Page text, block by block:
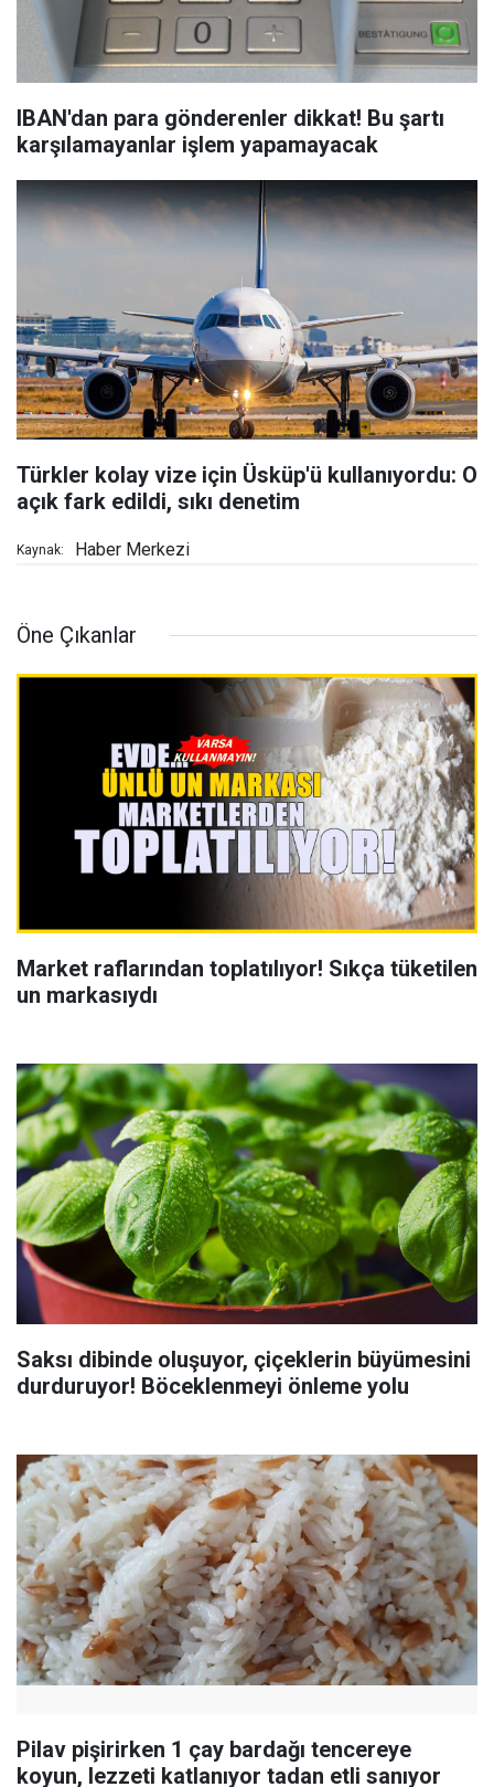
IBAN'dan para gönderenler dikkat! Bu şartı
karşılamayanlar işlem yapamayacak
Türkler kolay vize için Üsküp'ü kullanıyordu: O
açık fark edildi, sıkı denetim
Kaynak: Haber Merkezi
Öne Çıkanlar
Market raflarından toplatılıyor! Sıkça tüketilen
un markasıydı
Saksı dibinde oluşuyor, çiçeklerin büyümesini
durduruyor! Böceklenmeyi önleme yolu
Pilav pişirirken 1 çay bardağı tencereye
koyun, lezzeti katlanıyor tadan etli sanıyor